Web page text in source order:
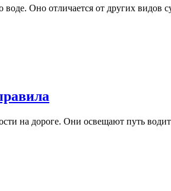
Оно отличается от других
на дороге. Они освещают путь